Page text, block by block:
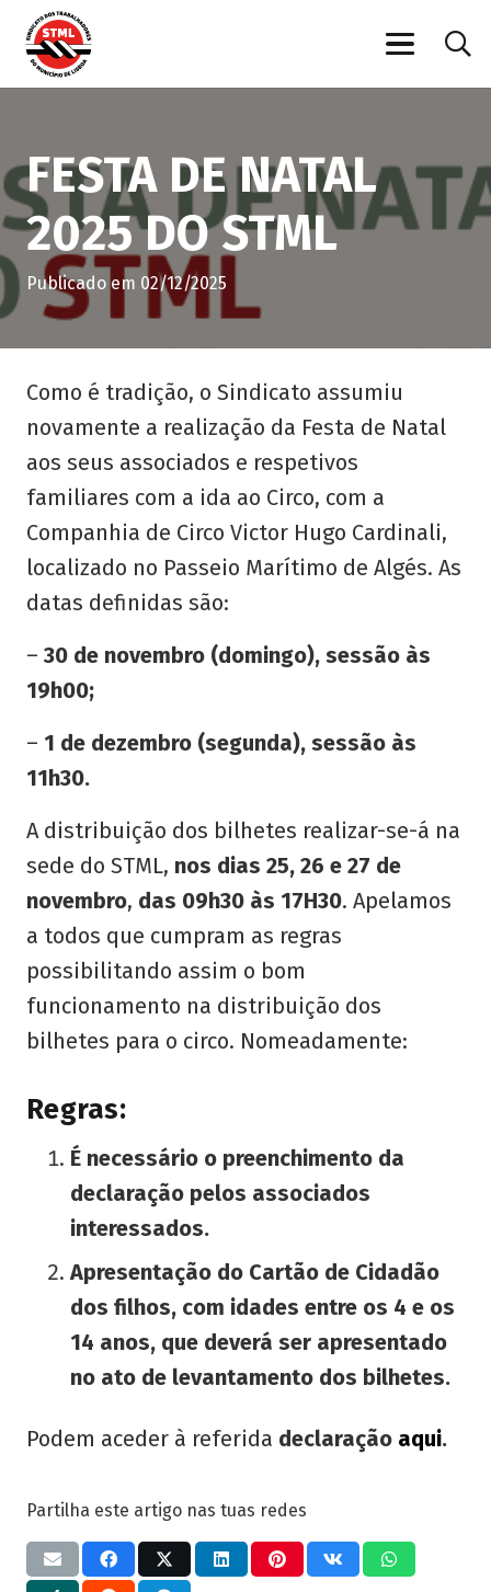
FESTA DE NATAL
2025 DO STML
Publicado em 02/12/2025
Como é tradição, o Sindicato assumiu
novamente a realização da Festa de Natal
aos seus associados e respetivos
familiares com a ida ao Circo, com a
Companhia de Circo Victor Hugo Cardinali,
localizado no Passeio Marítimo de Algés. As
datas definidas são:
– 30 de novembro (domingo), sessão às
19h00;
– 1 de dezembro (segunda), sessão às
11h30.
A distribuição dos bilhetes realizar-se-á na
sede do STML, nos dias 25, 26 e 27 de
novembro, das 09h30 às 17H30. Apelamos
a todos que cumpram as regras
possibilitando assim o bom
funcionamento na distribuição dos
bilhetes para o circo. Nomeadamente:
Regras:
É necessário o preenchimento da
declaração pelos associados
interessados.
Apresentação do Cartão de Cidadão
dos filhos, com idades entre os 4 e os
14 anos, que deverá ser apresentado
no ato de levantamento dos bilhetes.
Podem aceder à referida declaração aqui.
Partilha este artigo nas tuas redes